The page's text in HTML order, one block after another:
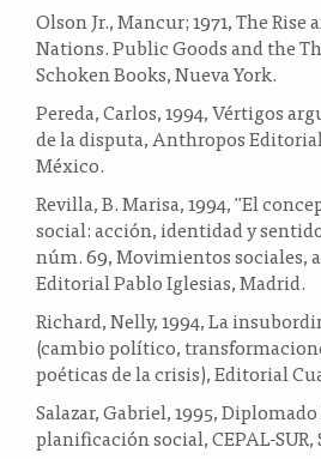
Olson Jr., Mancur; 1971, The Rise
Nations. Public Goods and the
Schoken Books, Nueva York.
Pereda, Carlos, 1994, Vértigos
de la disputa, Anthropos
México.
Revilla, B. Marisa, 1994, "El
social: acción, identidad y
núm. 69, Movimientos sociales,
Editorial Pablo Iglesias, Madrid.
Richard, Nelly, 1994, La
(cambio político,
poéticas de la crisis), Editorial
Salazar, Gabriel, 1995,
planificación social, CEPAL-SUR,